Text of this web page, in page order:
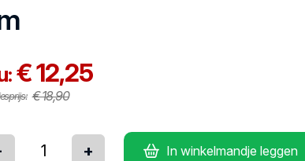
€ 12,25
€ 18,90
+ In winkelmandje leggen